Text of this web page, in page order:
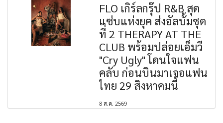
FLO เกิร์ลกรุ๊ป R&B สุด
แซ่บแห่งยุค ส่งอัลบั้มชุด
ที่ 2 THERAPY AT THE
CLUB พร้อมปล่อยเอ็มวี
"Cry Ugly" โดนใจแฟน
คลับ ก่อนบินมาเจอแฟน
ไทย 29 สิงหาคมนี้
8 ส.ค. 2569